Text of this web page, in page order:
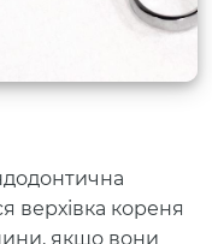
верхівка кореня
якщо вони